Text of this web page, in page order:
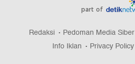
part of
Redaksi Pedoman Media Siber
Info Iklan
Privacy Policy